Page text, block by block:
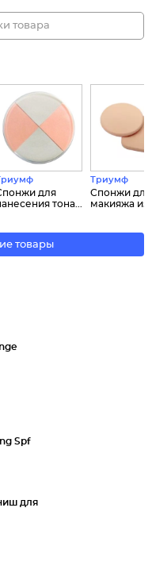
товара
для
тона...
Триумф
Спонжи для
макияжа из
товары
Spf
для